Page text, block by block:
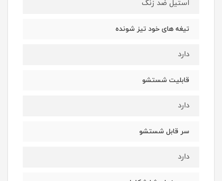
استیل ضد زنگ
تیغه های خود تیز شونده
دارد
قابلیت شستشو
دارد
سر قابل شستشو
دارد